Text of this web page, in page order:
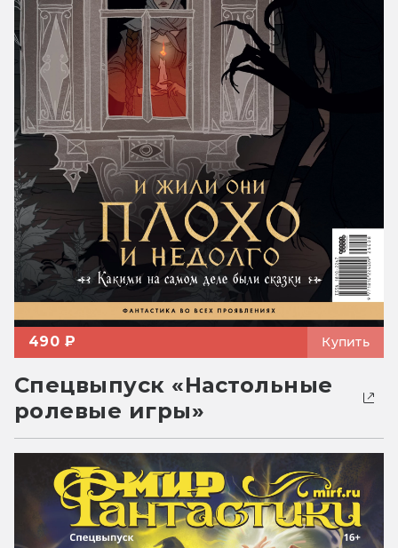
490 ₽ Купить
Спецвыпуск «Настольные
ролевые игры»